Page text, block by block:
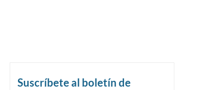
Suscríbete al boletín de